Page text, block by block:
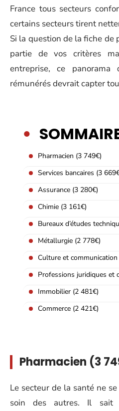
France tous secteurs
certains secteurs tirent
Si la question de la fiche de
partie de vos critères
entreprise, ce
rémunérés devrait capter
Pharmacien (3 749€)
Services bancaires (3
Assurance (3 280€)
Chimie (3 161€)
Bureaux d’études
Métallurgie (2 778€)
Culture et
Professions juridiques et
Immobilier (2 481€)
Commerce (2 421€)
Pharmacien (3
Le secteur de la santé ne
soin des autres. Il sait